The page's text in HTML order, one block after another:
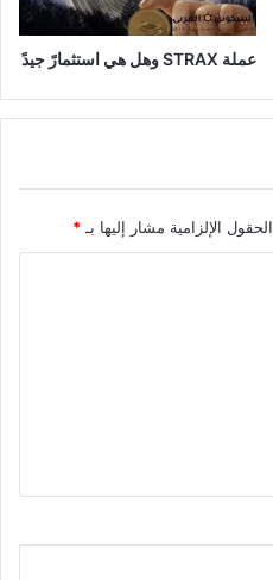
عملة STRAX وهل هي استثمارً جيدً
الحقول الإلزامية مشار إليها بـ *